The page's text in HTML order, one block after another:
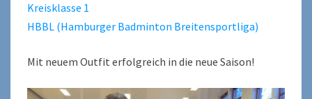
Kreisklasse 1
HBBL (Hamburger Badminton Breitensportliga)
Mit neuem Outfit erfolgreich in die neue Saison!